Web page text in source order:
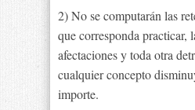
2) No se computarán las
que corresponda practicar,
afectaciones y toda otra
cualquier concepto
importe.